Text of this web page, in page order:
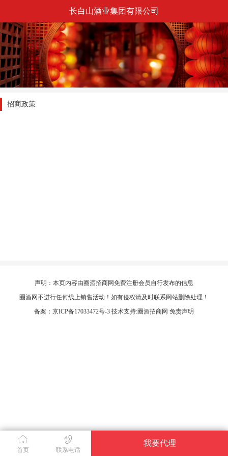
长白山酒业集团有限公司
招商政策
声明：本页内容由圈酒招商网免费注册会员自行发布的信息
圈酒网不进行任何线上销售活动！如有侵权请及时联系网站删除处理！
备案： 京ICP备17033472号-3 技术支持:圈酒招商网 免责声明
首页 联系电话
我要代理